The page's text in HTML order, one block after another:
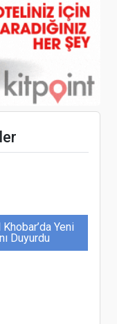
bu yaz tercihi
Oldu
Yeni
Duyurdu